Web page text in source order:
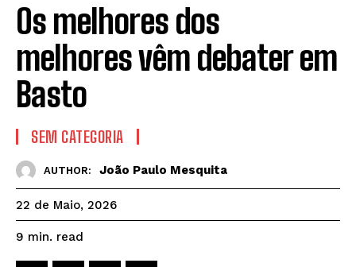
Os melhores dos
melhores vêm debater em
Basto
SEM CATEGORIA
AUTHOR: João Paulo Mesquita
22 de Maio, 2026
9 min. read